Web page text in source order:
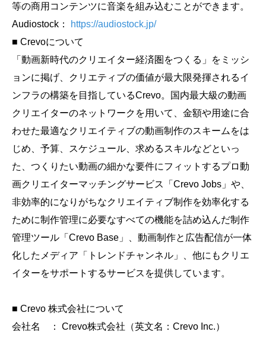
等の商用コンテンツに音楽を組み込むことができます。
Audiostock：
https://audiostock.jp/
■ Crevoについて
「動画新時代のクリエイター経済圏をつくる」をミッシ
ョンに掲げ、クリエティブの価値が最大限発揮されるイ
ンフラの構築を目指しているCrevo。国内最大級の動画
クリエイターのネットワークを用いて、金額や用途に合
わせた最適なクリエイティブの動画制作のスキームをは
じめ、予算、スケジュール、求めるスキルなどといっ
た、つくりたい動画の細かな要件にフィットするプロ動
画クリエイターマッチングサービス「Crevo Jobs」や、
非効率的になりがちなクリエイティブ制作を効率化する
ために制作管理に必要なすべての機能を詰め込んだ制作
管理ツール「Crevo Base」、動画制作と広告配信が一体
化したメディア「トレンドチャンネル」、他にもクリエ
イターをサポートするサービスを提供しています。
■ Crevo 株式会社について
会社名 ： Crevo株式会社（英文名：Crevo Inc.）